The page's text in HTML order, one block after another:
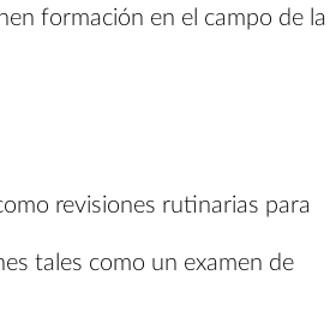
formación en el campo de la
revisiones rutinarias para
tales como un examen de